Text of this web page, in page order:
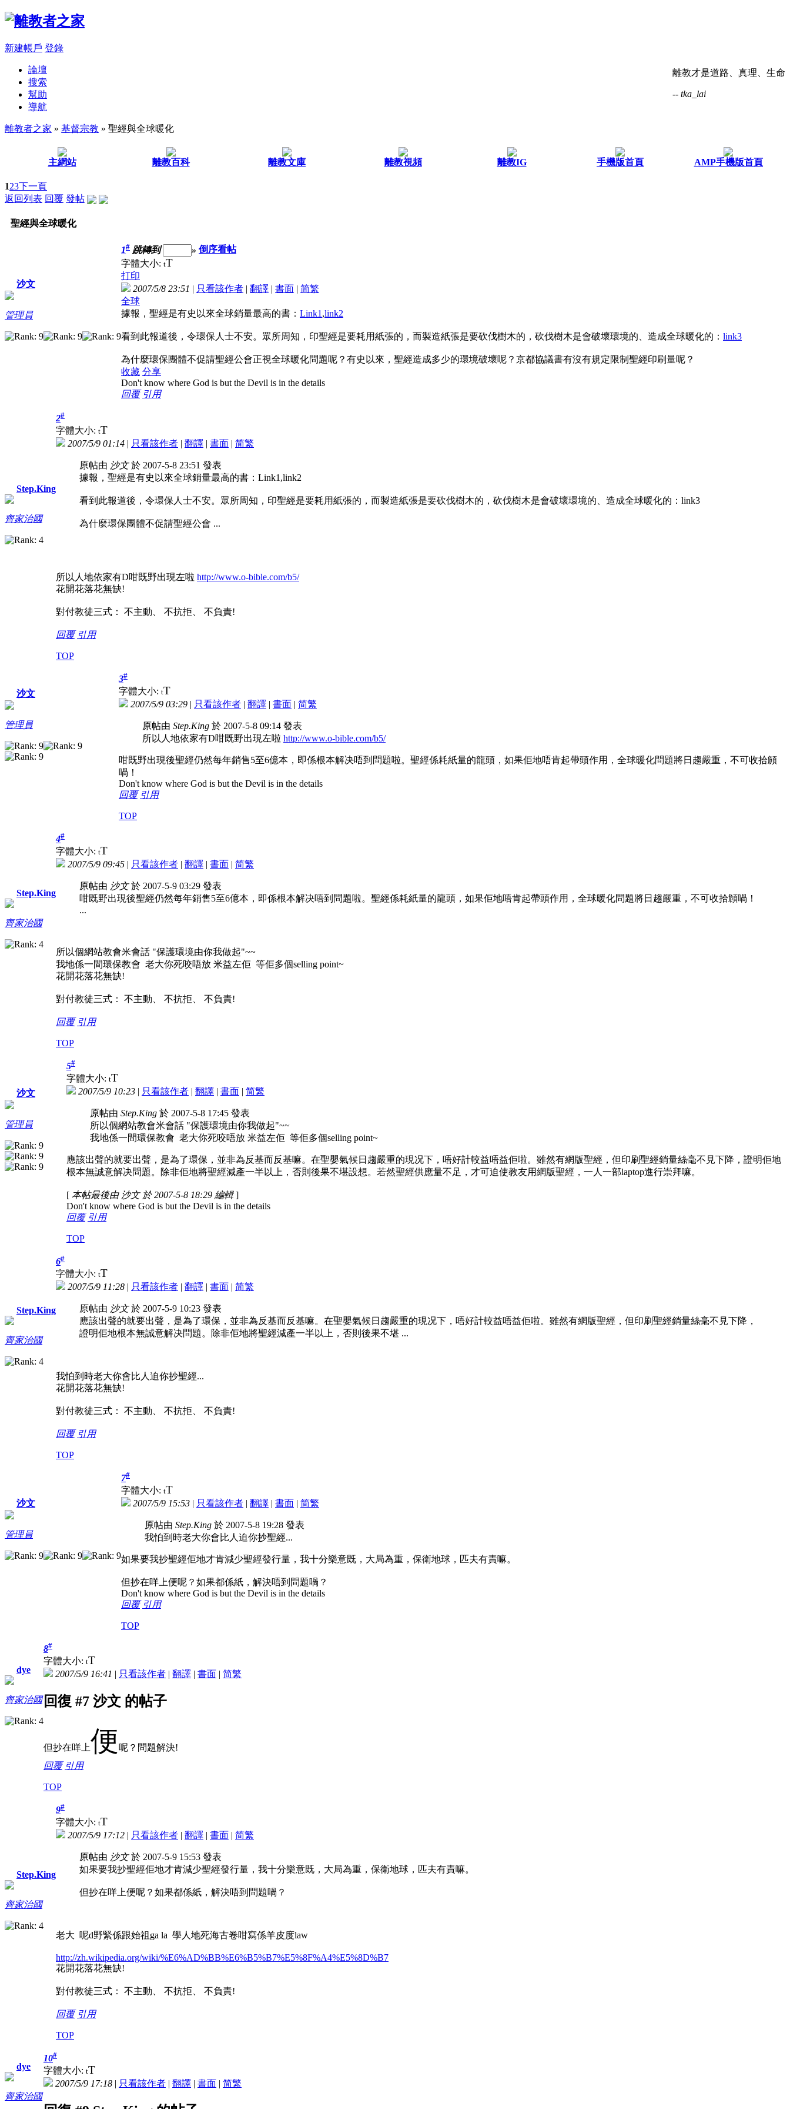
新建帳戶 登錄
離教才是道路、真理、生命
-- tka_lai
論壇
搜索
幫助
導航
離教者之家 » 基督宗教 » 聖經與全球暖化
主網站 離教百科 離教文庫 離教視頻 離教IG 手機版首頁 AMP手機版首頁
123下一頁
返回列表 回覆 發帖
聖經與全球暖化
沙文
管理員
1# 跳轉到 » 倒序看帖
字體大小: tT
打印
2007/5/8 23:51 | 只看該作者 | 翻譯 | 書面 | 简繁
全球
據報，聖經是有史以來全球銷量最高的書： Link1 ,link2
看到此報道後，令環保人士不安。眾所周知，印聖經是要耗用紙張的，而製造紙張是要砍伐樹木的，砍伐樹木是會破壞環境的、造成全球暖化的： link3
為什麼環保團體不促請聖經公會正視全球暖化問題呢？有史以來，聖經造成多少的環境破壞呢？京都協議書有沒有規定限制聖經印刷量呢？
收藏 分享
Don't know where God is but the Devil is in the details
回覆 引用
Step.King
齊家治國
2#
字體大小: tT
2007/5/9 01:14 | 只看該作者 | 翻譯 | 書面 | 简繁
原帖由 沙文於 2007-5-8 23:51 發表
據報，聖經是有史以來全球銷量最高的書：Link1,link2
看到此報道後，令環保人士不安。眾所周知，印聖經是要耗用紙張的，而製造紙張是要砍伐樹木的，砍伐樹木是會破壞環境的、造成全球暖化的：link3
為什麼環保團體不促請聖經公會 ...
所以人地依家有D咁既野出現左啦 http://www.o-bible.com/b5/
花開花落花無缺!
對付教徒三式： 不主動、 不抗拒、 不負責!
回覆 引用
TOP
沙文
管理員
3#
字體大小: tT
2007/5/9 03:29 | 只看該作者 | 翻譯 | 書面 | 简繁
原帖由 Step.King 於 2007-5-8 09:14 發表
所以人地依家有D咁既野出現左啦 http://www.o-bible.com/b5/
咁既野出現後聖經仍然每年銷售5至6億本，即係根本解决唔到問題啦。聖經係耗紙量的龍頭，如果佢地唔肯起帶頭作用，全球暖化問題將日趨嚴重，不可收拾頠
喎！
Don't know where God is but the Devil is in the details
回覆 引用
TOP
Step.King
齊家治國
4#
字體大小: tT
2007/5/9 09:45 | 只看該作者 | 翻譯 | 書面 | 简繁
原帖由 沙文於 2007-5-9 03:29 發表
咁既野出現後聖經仍然每年銷售5至6億本，即係根本解决唔到問題啦。聖經係耗紙量的龍頭，如果佢地唔肯起帶頭作用，全球暖化問題將日趨嚴重，不可收拾頠喎！
...
所以個網站教會米會話 "保護環境由你我做起"~~
我地係一間環保教會 老大你死咬唔放 米益左佢 等佢多個selling point~
花開花落花無缺!
對付教徒三式： 不主動、 不抗拒、 不負責!
回覆 引用
TOP
沙文
管理員
5#
字體大小: tT
2007/5/9 10:23 | 只看該作者 | 翻譯 | 書面 | 简繁
原帖由 Step.King 於 2007-5-8 17:45 發表
所以個網站教會米會話 "保護環境由你我做起"~~
我地係一間環保教會 老大你死咬唔放 米益左佢 等佢多個selling point~
應該出聲的就要出聲，是為了環保，並非為反基而反基嘛。在聖嬰氣候日趨嚴重的現况下，唔好計較益唔益佢啦。雖然有網版聖經，但印刷聖經銷量絲毫不見下降，證明佢地
根本無誠意解决問題。除非佢地將聖經減產一半以上，否則後果不堪設想。若然聖經供應量不足，才可迫使教友用網版聖經，一人一部laptop進行崇拜嘛。
[ 本帖最後由 沙文 於 2007-5-8 18:29 編輯]
Don't know where God is but the Devil is in the details
回覆 引用
TOP
Step.King
齊家治國
6#
字體大小: tT
2007/5/9 11:28 | 只看該作者 | 翻譯 | 書面 | 简繁
原帖由 沙文於 2007-5-9 10:23 發表
應該出聲的就要出聲，是為了環保，並非為反基而反基嘛。在聖嬰氣候日趨嚴重的現况下，唔好計較益唔益佢啦。雖然有網版聖經，但印刷聖經銷量絲毫不見下降，
證明佢地根本無誠意解决問題。除非佢地將聖經減產一半以上，否則後果不堪 ...
我怕到時老大你會比人迫你抄聖經...
花開花落花無缺!
對付教徒三式： 不主動、 不抗拒、 不負責!
回覆 引用
TOP
沙文
管理員
7#
字體大小: tT
2007/5/9 15:53 | 只看該作者 | 翻譯 | 書面 | 简繁
原帖由 Step.King 於 2007-5-8 19:28 發表
我怕到時老大你會比人迫你抄聖經...
如果要我抄聖經佢地才肯減少聖經發行量，我十分樂意既，大局為重，保衛地球，匹夫有責嘛。
但抄在咩上便呢？如果都係紙，解決唔到問題喎？
Don't know where God is but the Devil is in the details
回覆 引用
TOP
dye
齊家治國
8#
字體大小: tT
2007/5/9 16:41 | 只看該作者 | 翻譯 | 書面 | 简繁
回復 #7 沙文 的帖子
但抄在咩上便 呢？ 問題解決!
回覆 引用
TOP
Step.King
齊家治國
9#
字體大小: tT
2007/5/9 17:12 | 只看該作者 | 翻譯 | 書面 | 简繁
原帖由 沙文於 2007-5-9 15:53 發表
如果要我抄聖經佢地才肯減少聖經發行量，我十分樂意既，大局為重，保衛地球，匹夫有責嘛。
但抄在咩上便呢？如果都係紙，解決唔到問題喎？
老大 呢d野緊係跟始祖ga la 學人地死海古卷咁寫係羊皮度law
http://zh.wikipedia.org/wiki/%E6%AD%BB%E6%B5%B7%E5%8F%A4%E5%8D%B7
花開花落花無缺!
對付教徒三式： 不主動、 不抗拒、 不負責!
回覆 引用
TOP
dye
齊家治國
10#
字體大小: tT
2007/5/9 17:18 | 只看該作者 | 翻譯 | 書面 | 简繁